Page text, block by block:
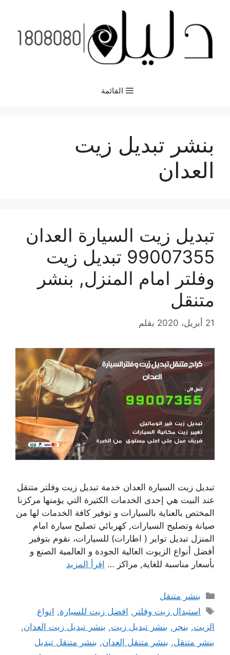
المحتوى
القائمة
بنشر تبديل زيت
العدان
تبديل زيت السيارة العدان
99007355 تبديل زيت
وفلتر امام المنزل, بنشر
متنقل
21 أبريل، 2020 بقلم
تبديل زيت السيارة العدان خدمة تبديل زيت وفلتر متنقل
عند البيت هي إحدى الخدمات الكثيرة التي يؤمنها مركزنا
المختص بالعناية بالسيارات و توفير كافة الخدمات لها من
صيانة وتصليح السيارات, كهربائي تصليح سيارة امام
المنزل تبديل تواير ( اطارات) للسيارات، نقوم بتوفير
أفضل أنواع الزيوت العالية الجودة و العالمية الصنع و
بأسعار مناسبة للغاية, مراكز … اقرأ المزيد
التصنيفات
بنشر متنقل
الوسوم
استبدال زيت وفلتر , افضل زيت للسيارة, انواع
الزيت, بنجر , بنشر تبديل زيت, بنشر تبديل زيت العدان,
بنشر متنقل, بنشر متنقل العدان, بنشر متنقل تبديل